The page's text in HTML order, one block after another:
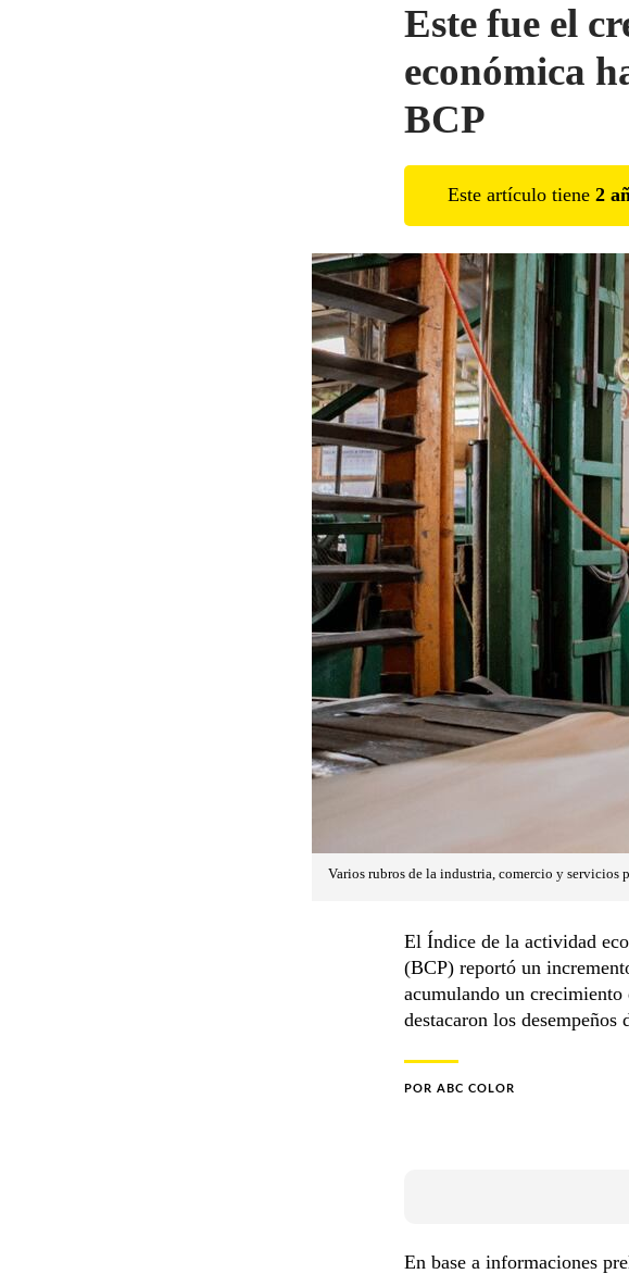
Este fue el
económica
BCP
Este artículo tiene 2
Varios rubros de la industria, comercio y servicios
El Índice de la actividad
(BCP) reportó un
acumulando un
destacaron los
POR ABC COLOR
En base a informaciones